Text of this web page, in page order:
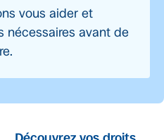
vous aider et
nécessaires avant de